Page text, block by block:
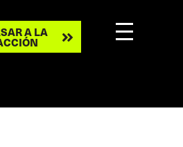
A LA